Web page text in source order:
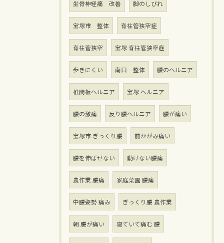
坐骨神経痛 改善 脚のしびれ
宝塚市 整体 脊柱管狭窄症
脊柱菅狭窄 宝塚 脊柱管狭窄症
歩きにくい 南口 整体 腰のヘルニア
椎間板ヘルニア 宝塚 ヘルニア
腰の激痛 反り腰ヘルニア 腰が痛い
宝塚市 ぎっくり腰 前かがみ痛い
腰を伸ばせない 動けない腰痛
農作業 腰痛 家庭菜園 腰痛
中腰姿勢 痛み ぎっくり腰 農作業
朝 腰が痛い 寝ていて痛む 腰